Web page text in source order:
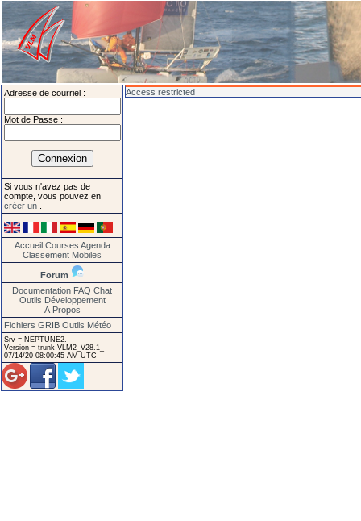
Adresse de courriel :
Mot de Passe :
Si vous n'avez pas de
compte, vous pouvez en
créer un
Accueil Courses Agenda
Classement Mobiles
Forum
Documentation FAQ Chat
Outils Développement
A Propos
Fichiers GRIB Outils Météo
Srv = NEPTUNE2.
Version = trunk VLM2_V28.1_
07/14/20 08:00:45 AM UTC
Access restricted